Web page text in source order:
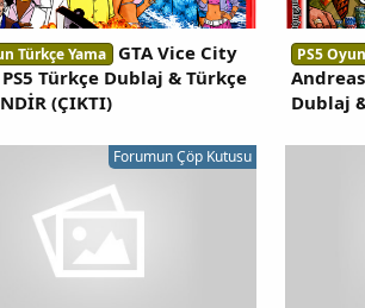
Türkçe Yama GTA Vice City
Türkçe Dublaj & Türkçe
(ÇIKTI)
PS5
Dublaj
Forumun Çöp Kutusu